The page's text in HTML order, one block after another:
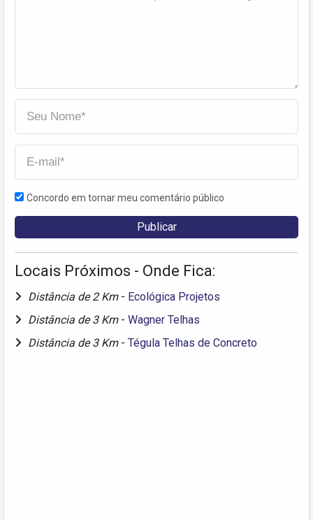
Concordo em tornar meu comentário público
Locais Próximos - Onde Fica:
Distância de 2 Km - Ecológica Projetos
Distância de 3 Km - Wagner Telhas
Distância de 3 Km - Tégula Telhas de Concreto